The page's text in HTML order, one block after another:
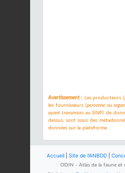
Avertissement : Les producteurs
les fournisseurs(personne ou
ayant transmises au SINP) de
dessus, sont issus des
données sur la plateforme.
Accueil Site de l'ANBDD
ODIN - Atlas de la faune et